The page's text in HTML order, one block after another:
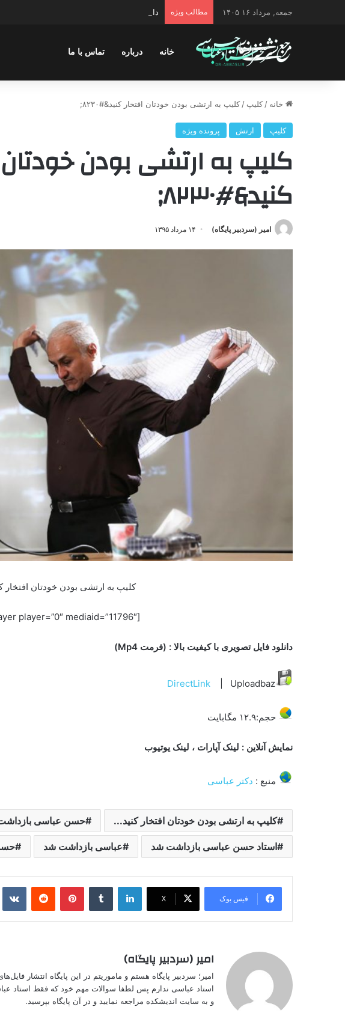
جمعه, مرداد ۱۶ ۱۴۰۵ مطالب ویژه دانلود سخنرانی استاد حسن عباسی با موضوع چهار
خانه درباره تماس با ما
خانه / کلیپ / کلیپ به ارتشی بودن خودتان افتخار کنید&#۸۲۳۰;
کلیپ ارتش پرونده ویژه
کلیپ به ارتشی بودن خودتان
کنید&#۸۲۳۰;
امیر (سردبیر پایگاه) ۱۴ مرداد ۱۳۹۵
کلیپ به ارتشی بودن خودتان افتخار
[jwplayer player=”0″ mediaid=”11796″]
دانلود فایل تصویری با کیفیت بالا : (فرمت Mp4)
DirectLink | Uploadbaz
حجم:۱۲.۹ مگابایت
نمایش آنلاین : لینک آپارات ، لینک یوتیوب
منبع : دکتر عباسی
کلیپ به ارتشی بودن خودتان افتخار کنید... حسن عباسی
استاد حسن عباسی بازداشت شد عباسی بازداشت شد
فیس بوک X
لینکدین ‫تامبلر ‫پین‌ترست‫رددیت
امیر (سردبیر پایگاه)
امیر؛ سردبیر پایگاه هستم و ماموریتم در این پایگاه انتشار
استاد عباسی ندارم پس لطفا سوالات مهم خود که فقط استاد
و به سایت اندیشکده مراجعه نمایید و در آن پایگاه بپرسید.